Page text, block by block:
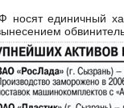
единичный